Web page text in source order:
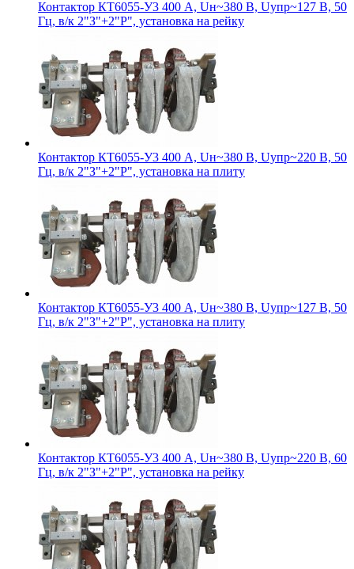
Контактор КТ6055-У3 400 А, Uн~380 В, Uупр~127 В, 50
Гц, в/к 2"З"+2"Р", установка на рейку
Контактор КТ6055-У3 400 А, Uн~380 В, Uупр~220 В, 50
Гц, в/к 2"З"+2"Р", установка на плиту
Контактор КТ6055-У3 400 А, Uн~380 В, Uупр~127 В, 50
Гц, в/к 2"З"+2"Р", установка на плиту
Контактор КТ6055-У3 400 А, Uн~380 В, Uупр~220 В, 60
Гц, в/к 2"З"+2"Р", установка на рейку